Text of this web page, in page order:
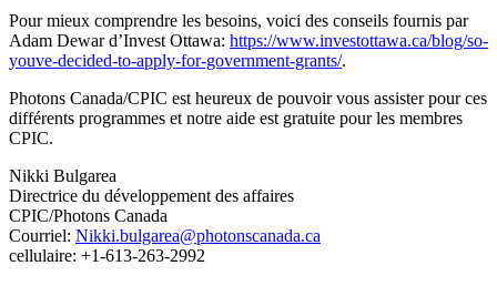
Pour mieux comprendre les besoins, voici des conseils fournis par
Adam Dewar d’Invest Ottawa: https://www.investottawa.ca/blog/so-
youve-decided-to-apply-for-government-grants/.
Photons Canada/CPIC est heureux de pouvoir vous assister pour ces
différents programmes et notre aide est gratuite pour les membres
CPIC.
Nikki Bulgarea
Directrice du développement des affaires
CPIC/Photons Canada
Courriel: Nikki.bulgarea@photonscanada.ca
cellulaire: +1-613-263-2992